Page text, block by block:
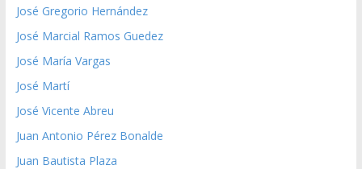
José Gregorio Hernández
José Marcial Ramos Guedez
José María Vargas
José Martí
José Vicente Abreu
Juan Antonio Pérez Bonalde
Juan Bautista Plaza